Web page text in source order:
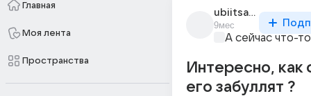
Главная
Моя лента
Пространства
ubiitsa_furrei
9мес
А сейчас что-
Интересно, как
его забуллят ?